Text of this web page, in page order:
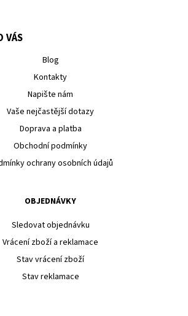
VÁS
Blog
Kontakty
Napište nám
Vaše nejčastější dotazy
Doprava a platba
Obchodní podmínky
ochrany osobních údajů
OBJEDNÁVKY
Sledovat objednávku
Vrácení zboží a reklamace
Stav vrácení zboží
Stav reklamace